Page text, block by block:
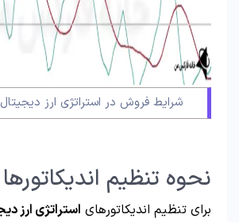
شرایط فروش در استراتژی ارز دیجیتال ۱۵ دقیقه ای
نحوه تنظیم اندیکاتورها
برای تنظیم اندیکاتورهای